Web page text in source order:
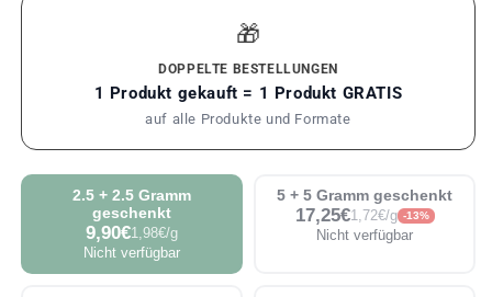
🎁
DOPPELTE BESTELLUNGEN
1 Produkt gekauft = 1 Produkt GRATIS
auf alle Produkte und Formate
2.5 + 2.5 Gramm
geschenkt
9,90€1,98€/g
Nicht verfügbar
5 + 5 Gramm geschenkt
17,25€1,72€/g -13%
Nicht verfügbar